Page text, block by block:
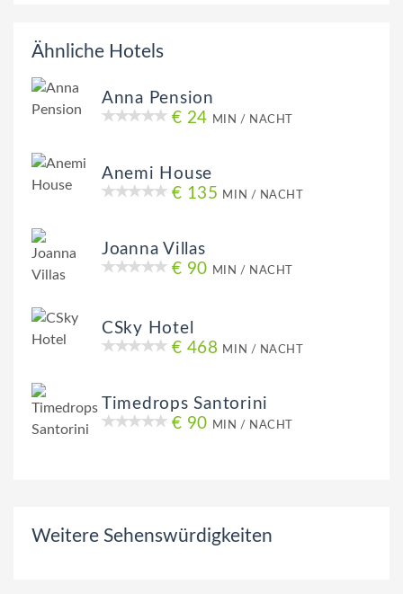
Ähnliche Hotels
Anna Pension
€ 24 MIN / NACHT
Anemi House
€ 135 MIN / NACHT
Joanna Villas
€ 90 MIN / NACHT
CSky Hotel
€ 468 MIN / NACHT
Timedrops Santorini
€ 90 MIN / NACHT
Weitere Sehenswürdigkeiten